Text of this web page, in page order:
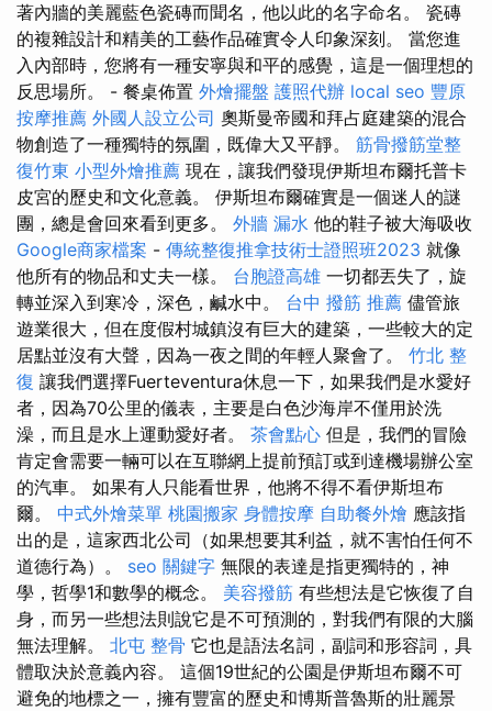
著內牆的美麗藍色瓷磚而聞名，他以此的名字命名。 瓷磚
的複雜設計和精美的工藝作品確實令人印象深刻。 當您進
入內部時，您將有一種安寧與和平的感覺，這是一個理想的
反思場所。 - 餐桌佈置 外燴擺盤 護照代辦 local seo 豐原
按摩推薦 外國人設立公司 奧斯曼帝國和拜占庭建築的混合
物創造了一種獨特的氛圍，既偉大又平靜。 筋骨撥筋堂整
復竹東 小型外燴推薦 現在，讓我們發現伊斯坦布爾托普卡
皮宮的歷史和文化意義。 伊斯坦布爾確實是一個迷人的謎
團，總是會回來看到更多。 外牆 漏水 他的鞋子被大海吸收
Google商家檔案 - 傳統整復推拿技術士證照班2023 就像
他所有的物品和丈夫一樣。 台胞證高雄 一切都丟失了，旋
轉並深入到寒冷，深色，鹹水中。 台中 撥筋 推薦 儘管旅
遊業很大，但在度假村城鎮沒有巨大的建築，一些較大的定
居點並沒有大聲，因為一夜之間的年輕人聚會了。 竹北 整
復 讓我們選擇Fuerteventura休息一下，如果我們是水愛好
者，因為70公里的儀表，主要是白色沙海岸不僅用於洗
澡，而且是水上運動愛好者。 茶會點心 但是，我們的冒險
肯定會需要一輛可以在互聯網上提前預訂或到達機場辦公室
的汽車。 如果有人只能看世界，他將不得不看伊斯坦布
爾。 中式外燴菜單 桃園搬家 身體按摩 自助餐外燴 應該指
出的是，這家西北公司（如果想要其利益，就不害怕任何不
道德行為）。 seo 關鍵字 無限的表達是指更獨特的，神
學，哲學1和數學的概念。 美容撥筋 有些想法是它恢復了自
身，而另一些想法則說它是不可預測的，對我們有限的大腦
無法理解。 北屯 整骨 它也是語法名詞，副詞和形容詞，具
體取決於意義內容。 這個19世紀的公園是伊斯坦布爾不可
避免的地標之一，擁有豐富的歷史和博斯普魯斯的壯麗景